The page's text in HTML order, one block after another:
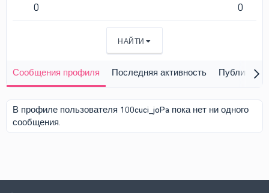
0 0
НАЙТИ
Сообщения профиля Последняя активность Публикации
В профиле пользователя 100cuci_joPa пока нет ни одного
сообщения.